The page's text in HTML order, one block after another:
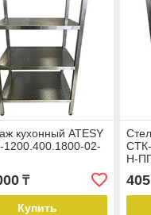
кухонный ATESY
02-
₸
Купить
Н-